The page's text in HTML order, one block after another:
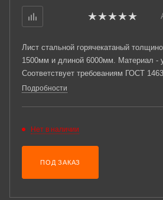
Лист стальной горячекатаный
1500мм и длиной 6000мм. Материал -
Соответствует требованиям ГОСТ
Подробности
Нет в наличии
ПОД ЗАКАЗ